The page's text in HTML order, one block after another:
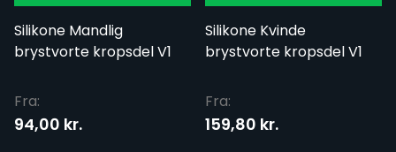
Silikone Mandlig
brystvorte kropsdel V1
Fra:
94,00 kr.
Silikone Kvinde
brystvorte kropsdel V1
Fra:
159,80 kr.